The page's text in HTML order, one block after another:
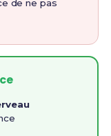
de ne pas